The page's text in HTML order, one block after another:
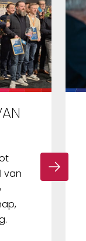
van